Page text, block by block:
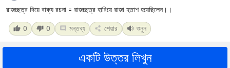
রাজচ্ছত্র দিয়ে বাক্য রচনা = রাজচ্ছত্র হারিয়ে রাজা হতাশ হয়েছিলেন।।
0 0 মন্তব্য শেয়ার শুনুন
একটি উত্তর লিখুন